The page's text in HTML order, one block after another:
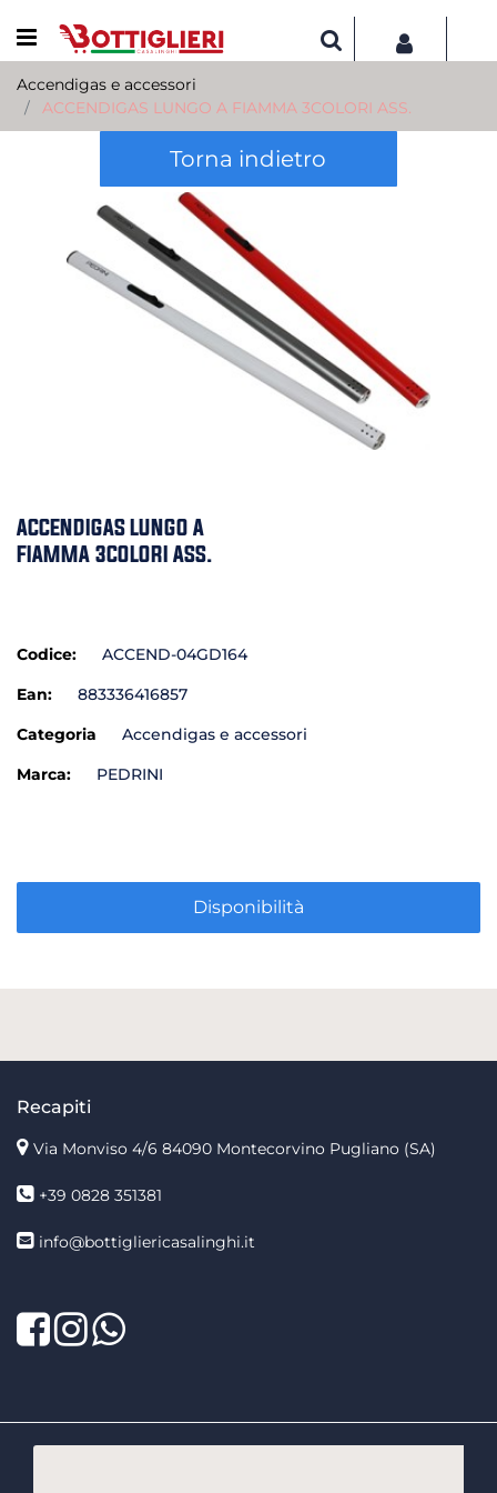
Open menu
Accendigas e accessori
ACCENDIGAS LUNGO A FIAMMA 3COLORI ASS.
Torna indietro
ACCENDIGAS LUNGO A
FIAMMA 3COLORI ASS.
Codice:
ACCEND-04GD164
Ean:
883336416857
Categoria
Accendigas e accessori
Marca:
PEDRINI
Disponibilità
Recapiti
Via Monviso 4/6 84090 Montecorvino Pugliano (SA)
+39 0828 351381
info@bottigliericasalinghi.it
Facebook
TwitterLinkedIn